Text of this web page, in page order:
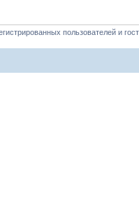
пользователей и